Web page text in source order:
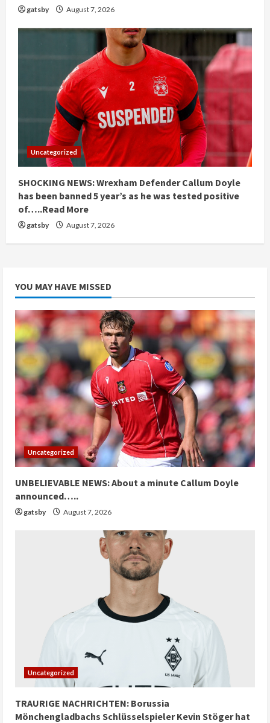
gatsby August 7, 2026
Uncategorized
SHOCKING NEWS: Wrexham Defender Callum Doyle
has been banned 5 year’s as he was tested positive
of…..Read More
gatsby August 7, 2026
YOU MAY HAVE MISSED
Uncategorized
UNBELIEVABLE NEWS: About a minute Callum Doyle
announced…..
gatsby August 7, 2026
Uncategorized
TRAURIGE NACHRICHTEN: Borussia
Mönchengladbachs Schlüsselspieler Kevin Stöger hat